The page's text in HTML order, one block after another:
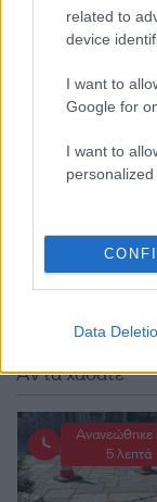
related to
device
I want to
Google for
I want to
personalized
Data
Αν τα χάσατε
Ανανεώθηκε
5 λεπτά